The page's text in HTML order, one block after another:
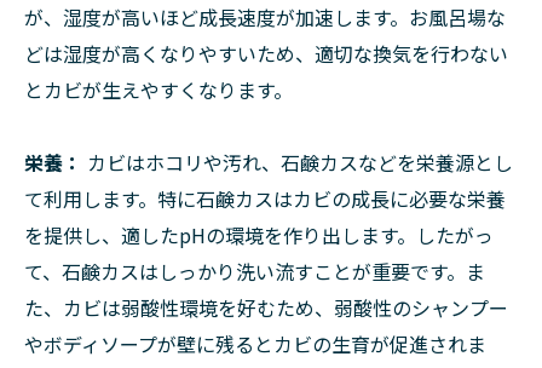
が、湿度が高いほど成長速度が加速します。お風呂場な
どは湿度が高くなりやすいため、適切な換気を行わない
とカビが生えやすくなります。
栄養： カビはホコリや汚れ、石鹸カスなどを栄養源とし
て利用します。特に石鹸カスはカビの成長に必要な栄養
を提供し、適したpHの環境を作り出します。したがっ
て、石鹸カスはしっかり洗い流すことが重要です。ま
た、カビは弱酸性環境を好むため、弱酸性のシャンプー
やボディソープが壁に残るとカビの生育が促進されま